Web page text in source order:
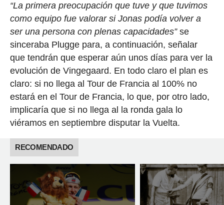
“La primera preocupación que tuve y que tuvimos
como equipo fue valorar si Jonas podía volver a
ser una persona con plenas capacidades”se
sinceraba Plugge para, a continuación, señalar
que tendrán que esperar aún unos días para ver la
evolución de Vingegaard. En todo claro el plan es
claro: si no llega al Tour de Francia al 100% no
estará en el Tour de Francia, lo que, por otro lado,
implicaría que si no llega al la ronda gala lo
viéramos en septiembre disputar la Vuelta.
RECOMENDADO